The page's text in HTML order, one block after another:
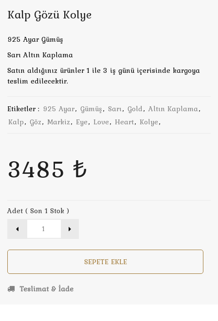
Kalp Gözü Kolye
925 Ayar Gümüş
Sarı Altın Kaplama
Satın aldığınız ürünler 1 ile 3 iş günü içerisinde kargoya
teslim edilecektir.
Etiketler : 925 Ayar, Gümüş, Sarı, Gold, Altın Kaplama,
Kalp, Göz, Markiz, Eye, Love, Heart, Kolye,
3485 ₺
Adet ( Son 1 Stok )
SEPETE EKLE
Teslimat & İade